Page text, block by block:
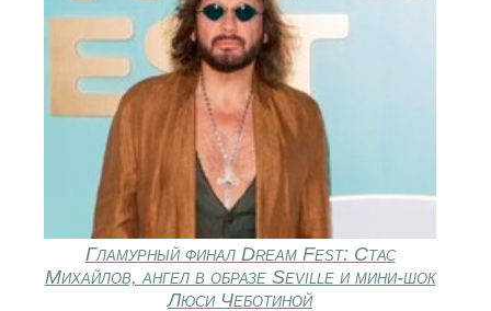
Гламурный финал Dream Fest: Стас
Михайлов, ангел в образе Seville и мини‑шок
Люси Чеботиной